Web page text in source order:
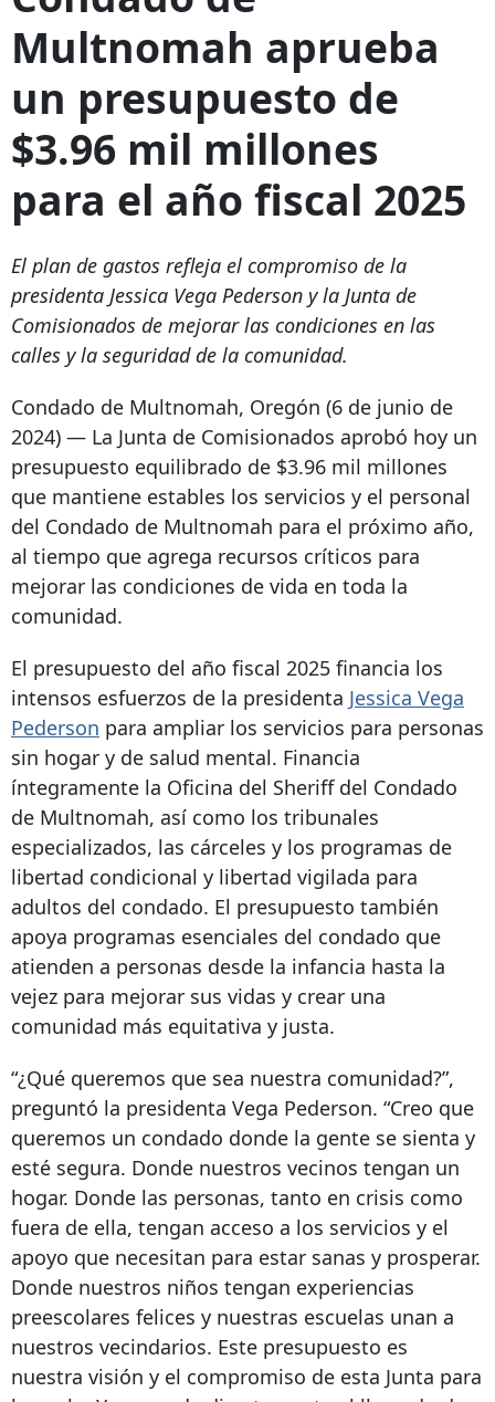
Multnomah aprueba
un presupuesto de
$3.96 mil millones
para el año fiscal 2025
El plan de gastos refleja el compromiso de la
presidenta Jessica Vega Pederson y la Junta de
Comisionados de mejorar las condiciones en las
calles y la seguridad de la comunidad.
Condado de Multnomah, Oregón (6 de junio de
2024) — La Junta de Comisionados aprobó hoy un
presupuesto equilibrado de $3.96 mil millones
que mantiene estables los servicios y el personal
del Condado de Multnomah para el próximo año,
al tiempo que agrega recursos críticos para
mejorar las condiciones de vida en toda la
comunidad.
El presupuesto del año fiscal 2025 financia los
intensos esfuerzos de la presidenta Jessica Vega
Pederson para ampliar los servicios para personas
sin hogar y de salud mental. Financia
íntegramente la Oficina del Sheriff del Condado
de Multnomah, así como los tribunales
especializados, las cárceles y los programas de
libertad condicional y libertad vigilada para
adultos del condado. El presupuesto también
apoya programas esenciales del condado que
atienden a personas desde la infancia hasta la
vejez para mejorar sus vidas y crear una
comunidad más equitativa y justa.
“¿Qué queremos que sea nuestra comunidad?”,
preguntó la presidenta Vega Pederson. “Creo que
queremos un condado donde la gente se sienta y
esté segura. Donde nuestros vecinos tengan un
hogar. Donde las personas, tanto en crisis como
fuera de ella, tengan acceso a los servicios y el
apoyo que necesitan para estar sanas y prosperar.
Donde nuestros niños tengan experiencias
preescolares felices y nuestras escuelas unan a
nuestros vecindarios. Este presupuesto es
nuestra visión y el compromiso de esta Junta para